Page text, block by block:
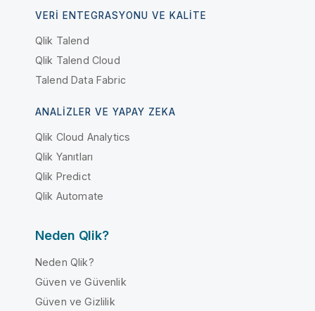
VERI ENTEGRASYONU VE KALITE
Qlik Talend
Qlik Talend Cloud
Talend Data Fabric
ANALIZLER VE YAPAY ZEKA
Qlik Cloud Analytics
Qlik Yanıtları
Qlik Predict
Qlik Automate
Neden Qlik?
Neden Qlik?
Güven ve Güvenlik
Güven ve Gizlilik